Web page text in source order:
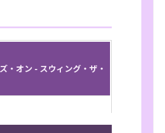
オン - スウィング・ザ・